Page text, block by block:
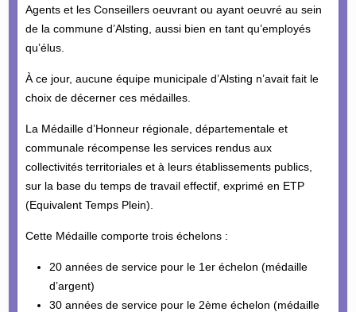
Agents et les Conseillers oeuvrant ou ayant oeuvré au sein
de la commune d’Alsting, aussi bien en tant qu’employés
qu’élus.
À ce jour, aucune équipe municipale d’Alsting n’avait fait le
choix de décerner ces médailles.
La Médaille d’Honneur régionale, départementale et
communale récompense les services rendus aux
collectivités territoriales et à leurs établissements publics,
sur la base du temps de travail effectif, exprimé en ETP
(Equivalent Temps Plein).
Cette Médaille comporte trois échelons :
20 années de service pour le 1er échelon (médaille
d’argent)
30 années de service pour le 2ème échelon (médaille